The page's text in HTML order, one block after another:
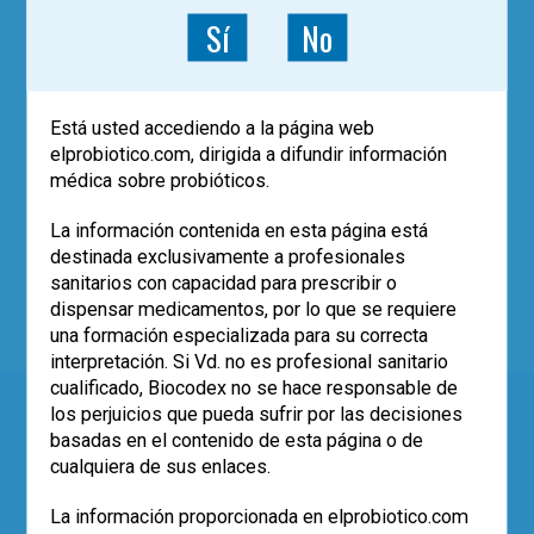
Usuarios registrados
Contraseña
Recordar
¿Olvidaste tu contraseña?Olvidé mi
contraseña
¿Nuevo usuario?Clic aquí para registrarse
Evidencia y práctica clínica de los probióticos para
el profesional de la salud
VIDEOTECA
Sí No
Está usted accediendo a la página web
elprobiotico.com, dirigida a difundir información
médica sobre probióticos.
La información contenida en esta página está
destinada exclusivamente a profesionales
sanitarios con capacidad para prescribir o
dispensar medicamentos, por lo que se requiere
una formación especializada para su correcta
interpretación. Si Vd. no es profesional sanitario
cualificado, Biocodex no se hace responsable de
los perjuicios que pueda sufrir por las decisiones
basadas en el contenido de esta página o de
cualquiera de sus enlaces.
La información proporcionada en elprobiotico.com